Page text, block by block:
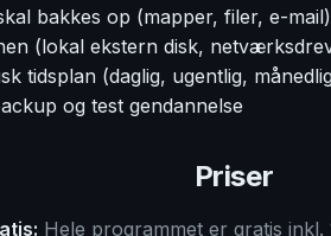
bakkes op (mapper, filer, e-mail)
(lokal ekstern disk,
tidsplan (daglig, ugentlig,
og test gendannelse
Priser
Hele programmet er gratis inkl.